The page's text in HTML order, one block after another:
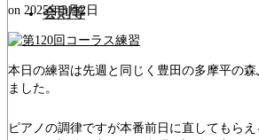
会則等
on 2025年3月2日
本日の練習は先週と同じく豊田の多摩平の
ました。
ピアノの調律ですが本番前日に直してもらえ